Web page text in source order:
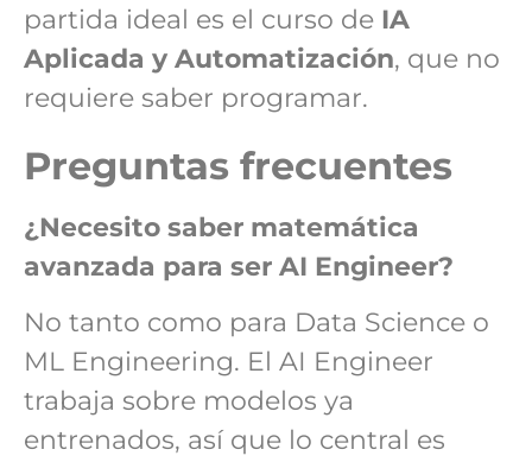
partida ideal es el curso de IA
Aplicada y Automatización, que no
requiere saber programar.
Preguntas frecuentes
¿Necesito saber matemática
avanzada para ser AI Engineer?
No tanto como para Data Science o
ML Engineering. El AI Engineer
trabaja sobre modelos ya
entrenados, así que lo central es